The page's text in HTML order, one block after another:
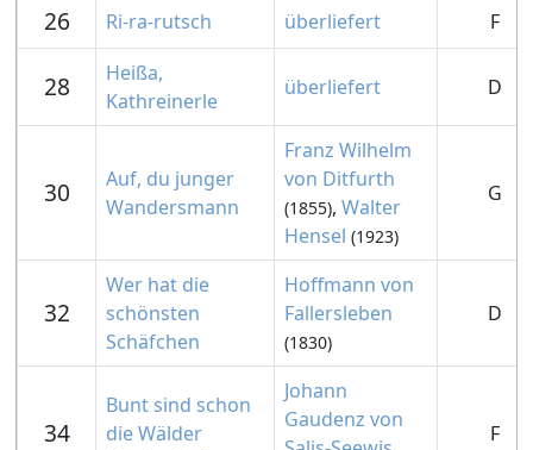
26 Ri-ra-rutsch überliefert F
28
Heißa,
Kathreinerle
überliefert D
30
Auf, du junger
Wandersmann
Franz Wilhelm
von Ditfurth
(1855), Walter
Hensel (1923)
G
32
Wer hat die
schönsten
Schäfchen
Hoffmann von
Fallersleben
(1830)
D
34
Bunt sind schon
die Wälder
Johann
Gaudenz von
F